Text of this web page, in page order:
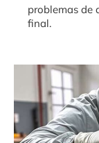
problemas de
final.